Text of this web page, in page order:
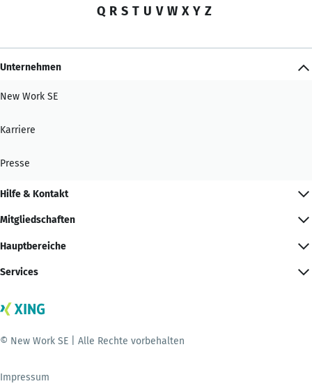
Q R S T U V W X Y Z
Unternehmen
New Work SE
Karriere
Presse
Hilfe & Kontakt
Mitgliedschaften
Hauptbereiche
Services
© New Work SE | Alle Rechte vorbehalten
Impressum